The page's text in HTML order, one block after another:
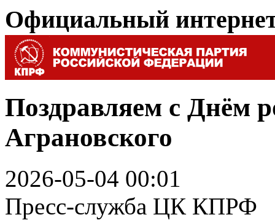
Официальный
Поздравляем с Днём
Аграновского
2026-05-04 00:01
Пресс-служба ЦК КПРФ